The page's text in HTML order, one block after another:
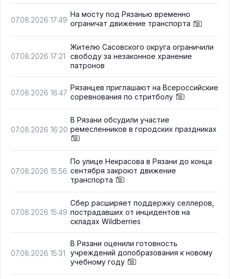
07.08.2026 17:49
На мосту под Рязанью временно
ограничат движение транспорта
07.08.2026 17:21
Жителю Сасовского округа ограничили
свободу за незаконное хранение
патронов
07.08.2026 16:47
Рязанцев приглашают на Всероссийские
соревнования по стритболу
07.08.2026 16:20
В Рязани обсудили участие
ремесленников в городских праздниках
07.08.2026 15:56
По улице Некрасова в Рязани до конца
сентября закроют движение
транспорта
07.08.2026 15:49
Сбер расширяет поддержку селлеров,
пострадавших от инцидентов на
складах Wildberries
07.08.2026 15:31
В Рязани оценили готовность
учреждений допобразования к новому
учебному году